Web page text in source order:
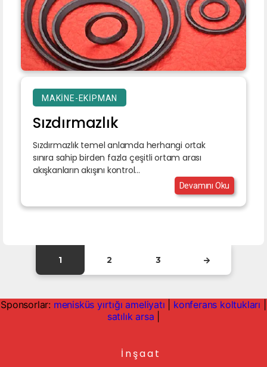
MAKINE-EKIPMAN
Sızdırmazlık
Sızdırmazlık temel anlamda herhangi ortak
sınıra sahip birden fazla çeşitli ortam arası
akışkanların akışını kontrol...
Devamını Oku
1 2 3
Sponsorlar: menisküs yırtığı ameliyatı konferans koltukları
satılık arsa
İnşaat